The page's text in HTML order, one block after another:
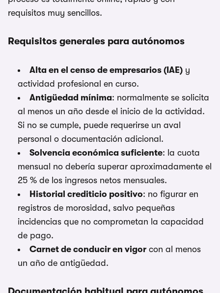
requisitos muy sencillos.
Requisitos generales para autónomos
Alta en el censo de empresarios (IAE) y
actividad profesional en curso.
Antigüedad mínima: normalmente se solicita
al menos un año desde el inicio de la actividad.
Si no se cumple, puede requerirse un aval
personal o documentación adicional.
Solvencia económica suficiente: la cuota
mensual no debería superar aproximadamente el
25 % de los ingresos netos mensuales.
Historial crediticio positivo: no figurar en
registros de morosidad, salvo pequeñas
incidencias que no comprometan la capacidad
de pago.
Carnet de conducir en vigor con al menos
un año de antigüedad.